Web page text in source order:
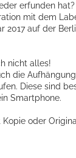
erfunden
mit dem
2017 auf der
nicht alles!
die
Diese sind
Smartphone.
Kopie oder